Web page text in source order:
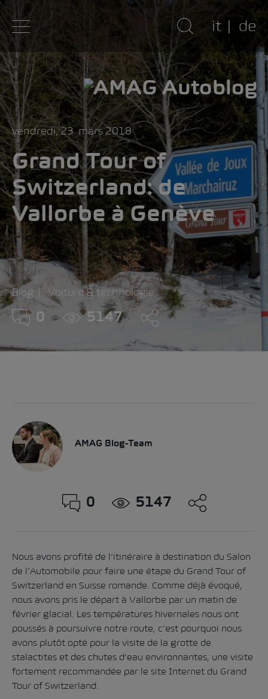
it de
vendredi, 23. mars 2018
Grand Tour of
Switzerland: de
Vallorbe à Genève
Blog Voiture & technologie
0 5147
AMAG Blog-Team
0 5147
Nous avons profité de l’itinéraire à destination du Salon
de l’Automobile pour faire une étape du Grand Tour of
Switzerland en Suisse romande. Comme déjà évoqué,
nous avons pris le départ à Vallorbe par un matin de
février glacial. Les températures hivernales nous ont
poussés à poursuivre notre route, c’est pourquoi nous
avons plutôt opté pour la visite de la grotte de
stalactites et des chutes d’eau environnantes, une visite
fortement recommandée par le site Internet du Grand
Tour of Switzerland.